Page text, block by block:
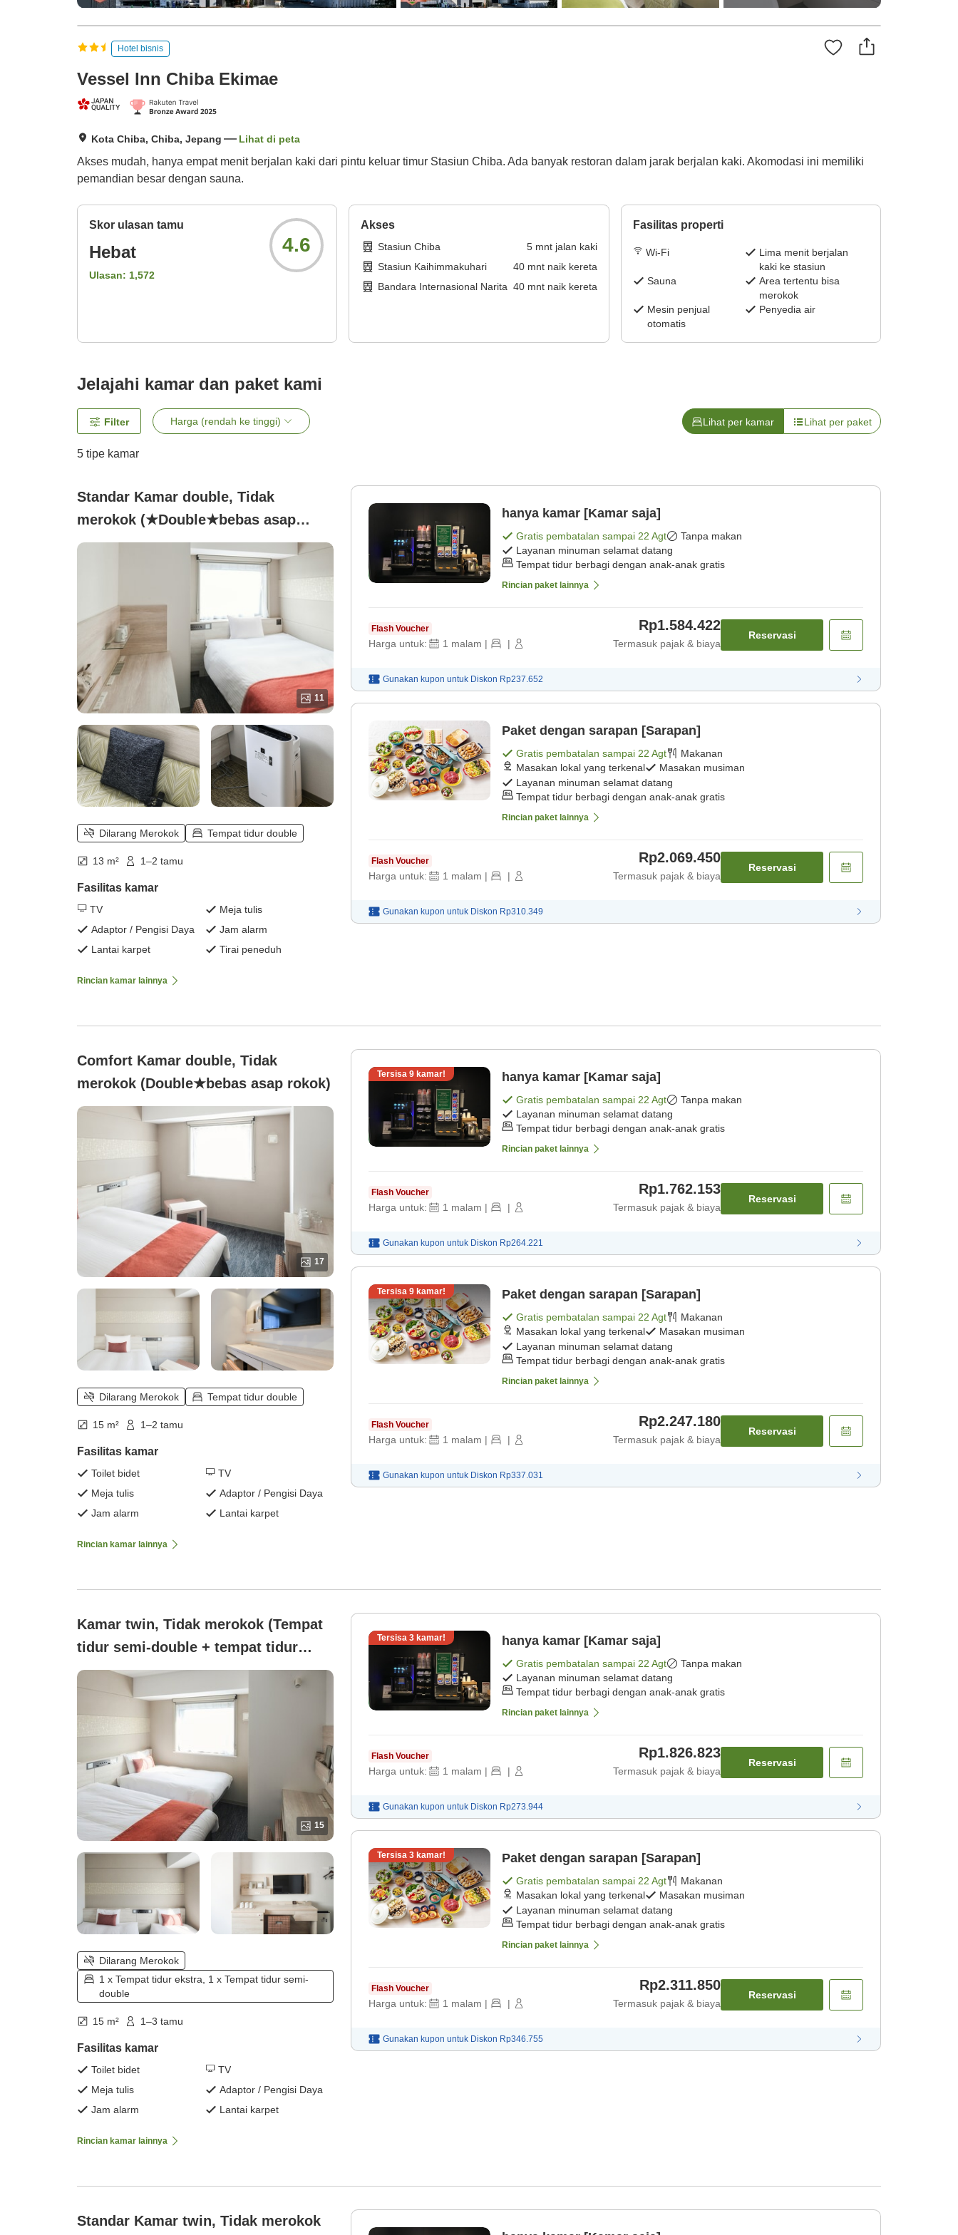
Hotel bisnis
Vessel Inn Chiba Ekimae
Kota Chiba, Chiba, Jepang Lihat di peta
Akses mudah, hanya empat menit berjalan kaki dari pintu keluar timur Stasiun Chiba. Ada banyak restoran dalam jarak berjalan kaki. Akomodasi ini memiliki
pemandian besar dengan sauna.
Skor ulasan tamu
Hebat
Ulasan: 1,572
4.6
Akses
Stasiun Chiba 5mnt jalan kaki
Stasiun Kaihimmakuhari
40mnt naik kereta
Bandara Internasional Narita 40mnt naik kereta
Fasilitas properti
Wi-Fi
Lima menit berjalan
kaki ke stasiun
Sauna
Area tertentu bisa
merokok
Mesin penjual
otomatis
Penyedia air
Jelajahi kamar dan paket kami
Filter Harga (rendah ke tinggi) Lihat per kamar Lihat per paket
5 tipe kamar
Standar Kamar double, Tidak
merokok (★Double★bebas asap
rokok)
11
Dilarang Merokok Tempat tidur double
13 m² 1–2 tamu
Fasilitas kamar
TV
Meja tulis
Adaptor / Pengisi Daya
Jam alarm
Lantai karpet
Tirai peneduh
Rincian kamar lainnya
hanya kamar [Kamar saja]
Gratis pembatalan sampai 22 Agt
Tanpa makan
Layanan minuman selamat datang
Tempat tidur berbagi dengan anak-anak gratis
Rincian paket lainnya
Flash Voucher
Harga untuk: 1 malam | |
Rp1.584.422
Termasuk pajak & biaya
Reservasi
Gunakan kupon untuk Diskon Rp237.652
Paket dengan sarapan [Sarapan]
Gratis pembatalan sampai 22 Agt
Makanan
Masakan lokal yang terkenal
Masakan musiman
Layanan minuman selamat datang
Tempat tidur berbagi dengan anak-anak gratis
Rincian paket lainnya
Flash Voucher
Harga untuk: 1 malam | |
Rp2.069.450
Termasuk pajak & biaya
Reservasi
Gunakan kupon untuk Diskon Rp310.349
Comfort Kamar double, Tidak
merokok (Double★bebas asap rokok)
17
Dilarang Merokok Tempat tidur double
15 m² 1–2 tamu
Fasilitas kamar
Toilet bidet
TV
Meja tulis
Adaptor / Pengisi Daya
Jam alarm
Lantai karpet
Rincian kamar lainnya
Tersisa 9 kamar! hanya kamar [Kamar saja]
Gratis pembatalan sampai 22 Agt
Tanpa makan
Layanan minuman selamat datang
Tempat tidur berbagi dengan anak-anak gratis
Rincian paket lainnya
Flash Voucher
Harga untuk: 1 malam | |
Rp1.762.153
Termasuk pajak & biaya
Reservasi
Gunakan kupon untuk Diskon Rp264.221
Tersisa 9 kamar! Paket dengan sarapan [Sarapan]
Gratis pembatalan sampai 22 Agt
Makanan
Masakan lokal yang terkenal
Masakan musiman
Layanan minuman selamat datang
Tempat tidur berbagi dengan anak-anak gratis
Rincian paket lainnya
Flash Voucher
Harga untuk: 1 malam | |
Rp2.247.180
Termasuk pajak & biaya
Reservasi
Gunakan kupon untuk Diskon Rp337.031
Kamar twin, Tidak merokok (Tempat
tidur semi-double + tempat tidur
tambahan★bebas asap rokok)
15
Dilarang Merokok
1 x Tempat tidur ekstra, 1 x Tempat tidur semi-
double
15 m² 1–3 tamu
Fasilitas kamar
Toilet bidet
TV
Meja tulis
Adaptor / Pengisi Daya
Jam alarm
Lantai karpet
Rincian kamar lainnya
Tersisa 3 kamar! hanya kamar [Kamar saja]
Gratis pembatalan sampai 22 Agt
Tanpa makan
Layanan minuman selamat datang
Tempat tidur berbagi dengan anak-anak gratis
Rincian paket lainnya
Flash Voucher
Harga untuk: 1 malam | |
Rp1.826.823
Termasuk pajak & biaya
Reservasi
Gunakan kupon untuk Diskon Rp273.944
Tersisa 3 kamar! Paket dengan sarapan [Sarapan]
Gratis pembatalan sampai 22 Agt
Makanan
Masakan lokal yang terkenal
Masakan musiman
Layanan minuman selamat datang
Tempat tidur berbagi dengan anak-anak gratis
Rincian paket lainnya
Flash Voucher
Harga untuk: 1 malam | |
Rp2.311.850
Termasuk pajak & biaya
Reservasi
Gunakan kupon untuk Diskon Rp346.755
Standar Kamar twin, Tidak merokok